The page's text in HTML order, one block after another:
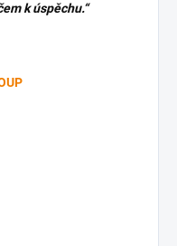
k úspěchu.“